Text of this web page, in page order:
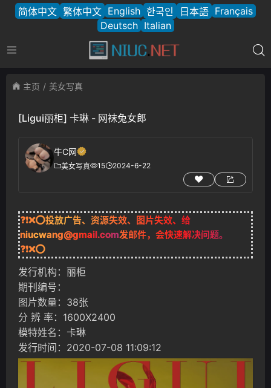
简体中文 繁体中文 English 한국인 日本語 Français
Deutsch Italian
主页 美女写真
[Ligui丽柜] 卡琳 - 网袜兔女郎
牛C网
美女写真 15 2024-6-22
❓❗❌⭕投放广告、资源失效、图片失效、给
niucwang@gmail.com发邮件，会快速解决问题。
❓❗❌⭕
发行机构：丽柜
期刊编号：
图片数量：38张
分 辨 率：1600X2400
模特姓名：卡琳
发行时间：2020-07-08 11:09:12